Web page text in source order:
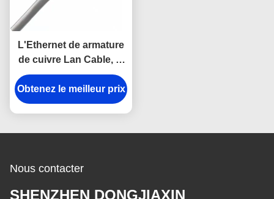
L'Ethernet de armature
de cuivre Lan Cable, le
câble de données de
DJX Cat5e Utp 26awg 4
de HDPE appareille
Obtenez le meilleur prix
Nous contacter
SHENZHEN DONGJIAXIN